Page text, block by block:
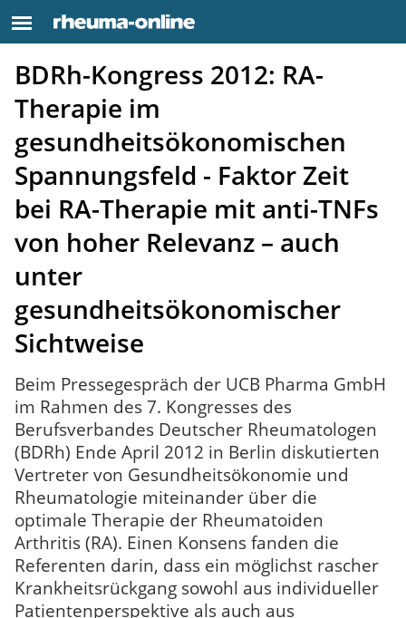
BDRh-Kongress 2012: RA-
Therapie im
gesundheitsökonomischen
Spannungsfeld - Faktor Zeit
bei RA-Therapie mit anti-TNFs
von hoher Relevanz – auch
unter
gesundheitsökonomischer
Sichtweise
Beim Pressegespräch der UCB Pharma GmbH
im Rahmen des 7. Kongresses des
Berufsverbandes Deutscher Rheumatologen
(BDRh) Ende April 2012 in Berlin diskutierten
Vertreter von Gesundheitsökonomie und
Rheumatologie miteinander über die
optimale Therapie der Rheumatoiden
Arthritis (RA). Einen Konsens fanden die
Referenten darin, dass ein möglichst rascher
Krankheitsrückgang sowohl aus individueller
Patientenperspektive als auch aus